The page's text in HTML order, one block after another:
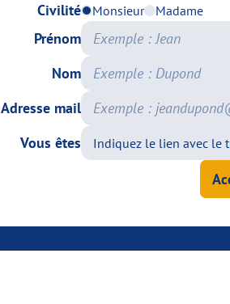
Civilité Monsieur Madame
Prénom
Nom
Adresse mail
Vous êtes